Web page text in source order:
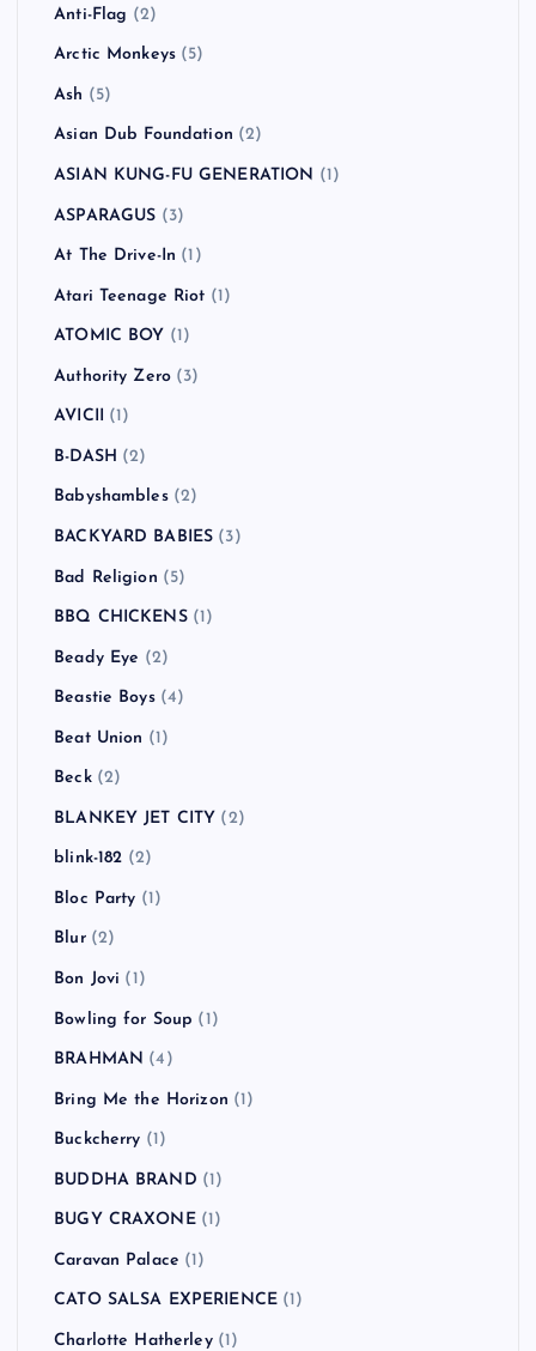
Anti-Flag (2)
Arctic Monkeys (5)
Ash (5)
Asian Dub Foundation (2)
ASIAN KUNG-FU GENERATION (1)
ASPARAGUS (3)
At The Drive-In (1)
Atari Teenage Riot (1)
ATOMIC BOY (1)
Authority Zero (3)
AVICII (1)
B-DASH (2)
Babyshambles(2)
BACKYARD BABIES (3)
Bad Religion (5)
BBQ CHICKENS(1)
Beady Eye (2)
Beastie Boys(4)
Beat Union (1)
Beck(2)
BLANKEY JET CITY (2)
blink-182 (2)
Bloc Party (1)
Blur(2)
Bon Jovi (1)
Bowling for Soup (1)
BRAHMAN (4)
Bring Me the Horizon (1)
Buckcherry (1)
BUDDHA BRAND (1)
BUGY CRAXONE(1)
Caravan Palace (1)
CATO SALSA EXPERIENCE (1)
Charlotte Hatherley(1)